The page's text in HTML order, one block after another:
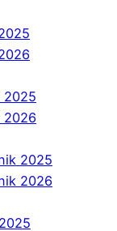
2025
2026
2025
2026